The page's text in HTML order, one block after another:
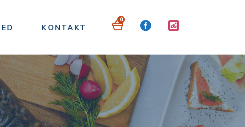
KONTAKT
0